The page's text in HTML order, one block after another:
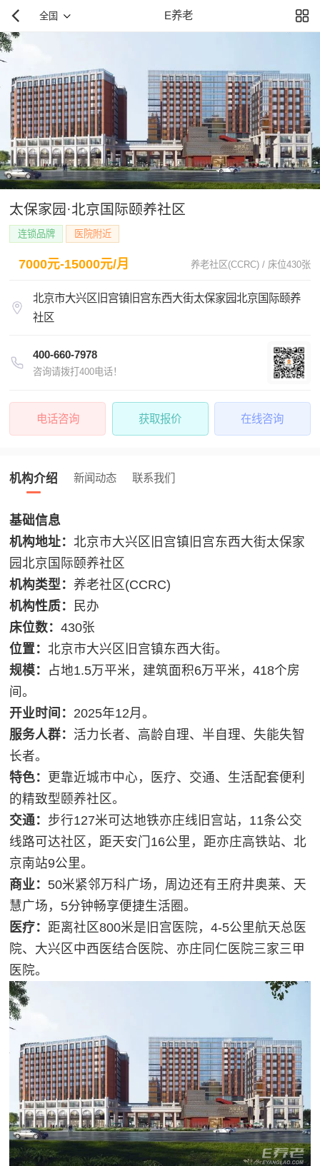
全国 E养老
太保家园·北京国际颐养社区
连锁品牌 医院附近
7000元-15000元/月 养老社区(CCRC) / 床位430张
北京市大兴区旧宫镇旧宫东西大街太保家园北京国际颐养
社区
400-660-7978
咨询请拨打400电话！
电话咨询 获取报价 在线咨询
机构介绍 新闻动态 联系我们
基础信息
机构地址：北京市大兴区旧宫镇旧宫东西大街太保家
园北京国际颐养社区
机构类型：养老社区(CCRC)
机构性质：
民办
床位数：430张
位置：北京市大兴区旧宫镇东西大街。
规模： 占地1.5万平米，建筑面积6万平米，418个房
间。
开业时间： 2025年12月。
服务人群： 活力长者、高龄自理、半自理、失能失智
长者。
特色： 更靠近城市中心，医疗、交通、生活配套便利
的精致型颐养社区。
交通： 步行127米可达地铁亦庄线旧宫站，11条公交
线路可达社区，距天安门16公里，距亦庄高铁站、北
京南站9公里。
商业： 50米紧邻万科广场，周边还有王府井奥莱、天
慧广场，5分钟畅享便捷生活圈。
医疗： 距离社区800米是旧宫医院，4-5公里航天总医
院、大兴区中西医结合医院、亦庄同仁医院三家三甲
医院。